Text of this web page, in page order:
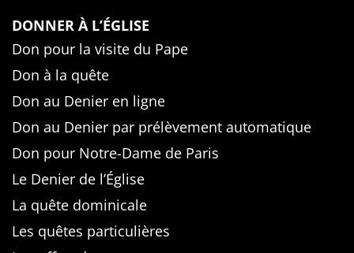
DONNER À L’ÉGLISE
Don pour la visite du Pape
Don à la quête
Don au Denier en ligne
Don au Denier par prélèvement automatique
Don pour Notre-Dame de Paris
Le Denier de l’Église
La quête dominicale
Les quêtes particulières